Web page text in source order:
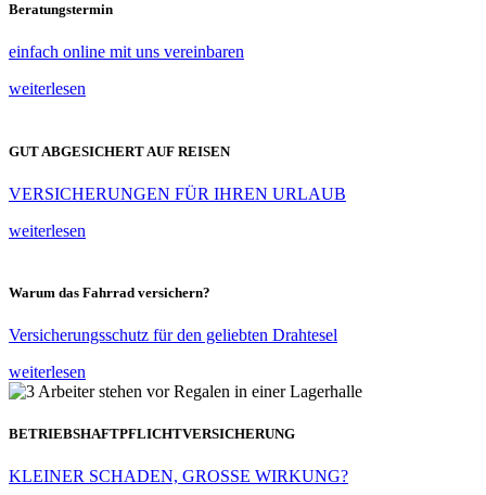
Beratungstermin
einfach online mit uns vereinbaren
weiterlesen
GUT ABGESICHERT AUF REISEN
VERSICHERUNGEN FÜR IHREN URLAUB
weiterlesen
Warum das Fahrrad versichern?
Versicherungsschutz für den geliebten Drahtesel
weiterlesen
BETRIEBSHAFTPFLICHTVERSICHERUNG
KLEINER SCHADEN, GROSSE WIRKUNG?